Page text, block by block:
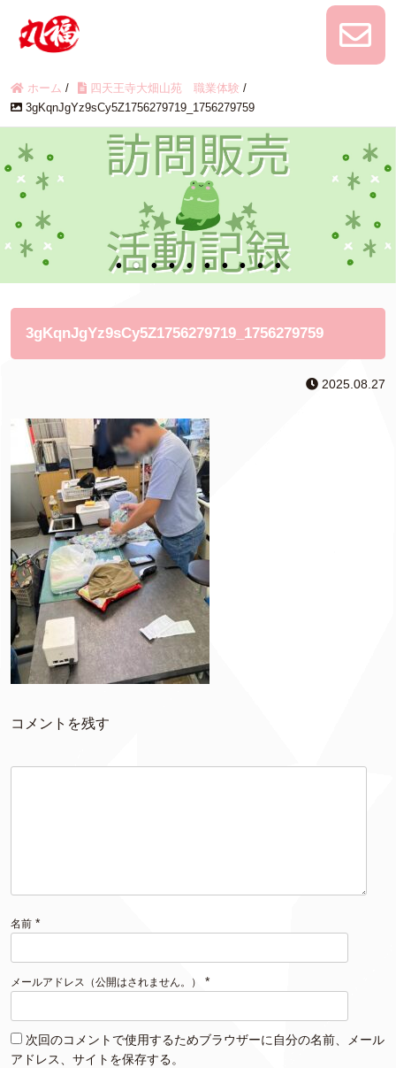
ホーム / 四天王寺大畑山苑 職業体験 /
3gKqnJgYz9sCy5Z1756279719_1756279759
3gKqnJgYz9sCy5Z1756279719_1756279759
2025.08.27
コメントを残す
名前 *
メールアドレス（公開はされません。） *
次回のコメントで使用するためブラウザーに自分の名前、メール
アドレス、サイトを保存する。